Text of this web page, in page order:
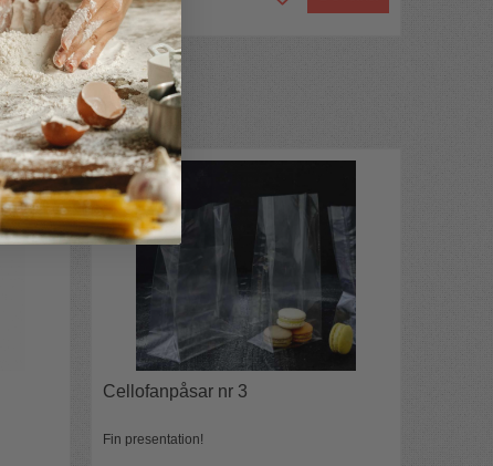
Cellofanpåsar nr 3
Fin presentation!